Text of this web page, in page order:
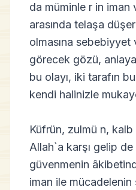
da müminle r in iman
arasında telaşa
olmasına sebebiyyet
görecek gözü,
bu olayı, iki tarafın
kendi halinizle
Küfrün, zulmü n,
Allah`a karşı gelip
güvenmenin
iman ile mücadelenin